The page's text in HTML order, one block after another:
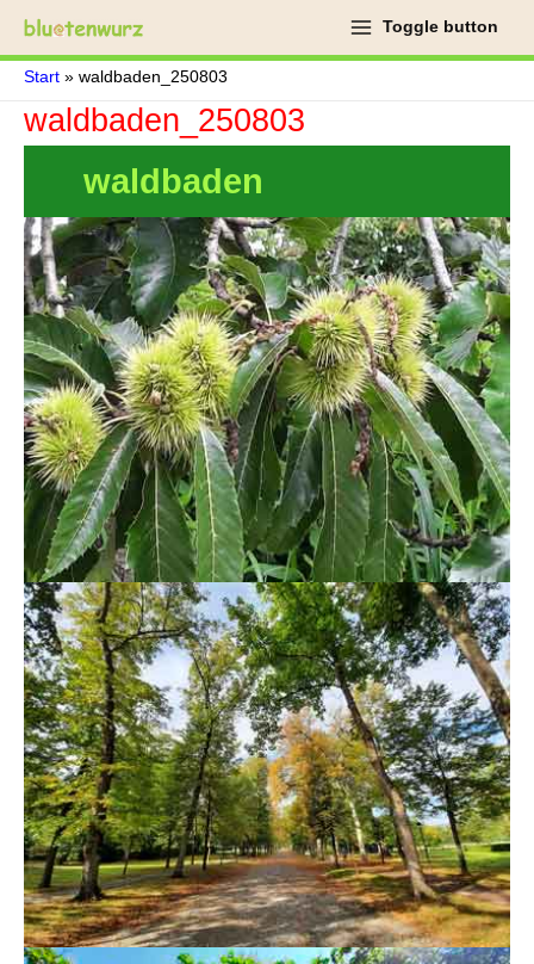
Inhalt
springen
Toggle button
Start waldbaden_250803
waldbaden_250803
waldbaden